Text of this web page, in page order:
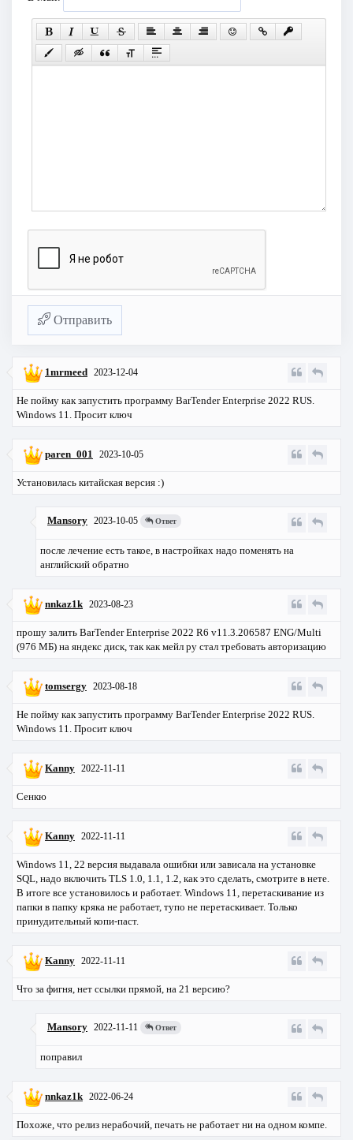
Отправить
1mrmeed 2023-12-04
Не пойму как запустить программу BarTender Enterprise 2022 RUS.
Windows 11. Просит ключ
paren_001 2023-10-05
Установилась китайская версия :)
Mansory 2023-10-05 Ответ
после лечение есть такое, в настройках надо поменять на
английский обратно
nnkaz1k 2023-08-23
прошу залить BarTender Enterprise 2022 R6 v11.3.206587 ENG/Multi
(976 МБ) на яндекс диск, так как мейл ру стал требовать авторизацию
tomsergy 2023-08-18
Не пойму как запустить программу BarTender Enterprise 2022 RUS.
Windows 11. Просит ключ
Kanny 2022-11-11
Сенкю
Kanny 2022-11-11
Windows 11, 22 версия выдавала ошибки или зависала на установке
SQL, надо включить TLS 1.0, 1.1, 1.2, как это сделать, смотрите в нете.
В итоге все установилось и работает. Windows 11, перетаскивание из
папки в папку кряка не работает, тупо не перетаскивает. Только
принудительный копи-паст.
Kanny 2022-11-11
Что за фигня, нет ссылки прямой, на 21 версию?
Mansory 2022-11-11 Ответ
поправил
nnkaz1k 2022-06-24
Похоже, что релиз нерабочий, печать не работает ни на одном компе.